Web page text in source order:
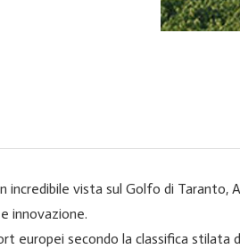
incredibile vista sul Golfo di Taranto,
innovazione.
europei secondo la classifica stilata